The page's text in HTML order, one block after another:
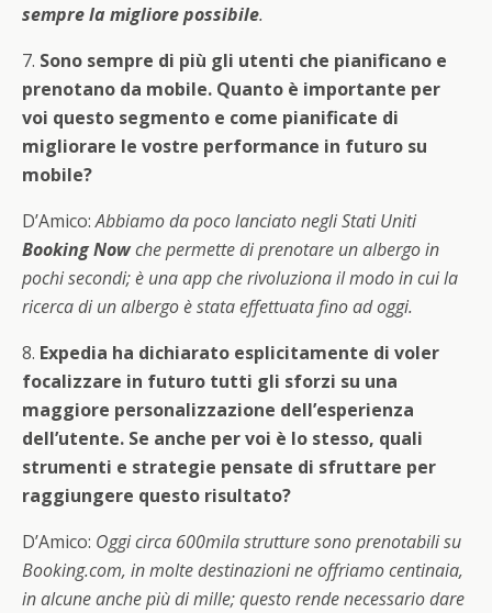
sempre la migliore possibile.
7. Sono sempre di più gli utenti che pianificano e
prenotano da mobile. Quanto è importante per
voi questo segmento e come pianificate di
migliorare le vostre performance in futuro su
mobile?
D’Amico:Abbiamo da poco lanciato negli Stati Uniti
Booking Nowche permette di prenotare un albergo in
pochi secondi; è una app che rivoluziona il modo in cui la
ricerca di un albergo è stata effettuata fino ad oggi.
8. Expedia ha dichiarato esplicitamente di voler
focalizzare in futuro tutti gli sforzi su una
maggiore personalizzazione dell’esperienza
dell’utente. Se anche per voi è lo stesso, quali
strumenti e strategie pensate di sfruttare per
raggiungere questo risultato?
D’Amico: Oggi circa 600mila strutture sono prenotabili su
Booking.com, in molte destinazioni ne offriamo centinaia,
in alcune anche più di mille; questo rende necessario dare